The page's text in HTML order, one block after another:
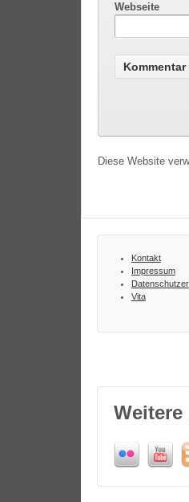
Webseite
Diese Website
Kontakt
Impressum
Vita
Weitere